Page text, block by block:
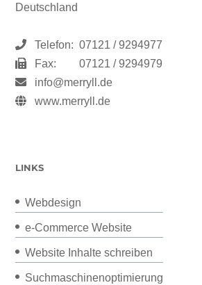
Deutschland
Telefon: 07121 / 9294977
Fax:
07121 / 9294979
info@merryll.de
www.merryll.de
LINKS
Webdesign
e-Commerce Website
Website Inhalte schreiben
Suchmaschinenoptimierung